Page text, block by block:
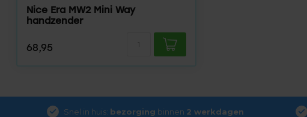
Nice Era MW2 Mini Way
handzender
68,95
Snel in huis: bezorging binnen 2 werkdagen